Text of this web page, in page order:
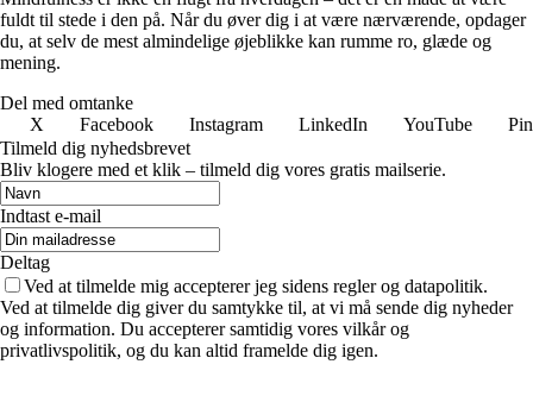
fuldt til stede i den på. Når du øver dig i at være nærværende, opdager
du, at selv de mest almindelige øjeblikke kan rumme ro, glæde og
mening.
Del med omtanke
X
Facebook Instagram LinkedIn YouTube
Tilmeld dig nyhedsbrevet
Bliv klogere med et klik – tilmeld dig vores gratis mailserie.
Indtast e-mail
Deltag
Ved at tilmelde mig accepterer jeg sidens regler og datapolitik.
Ved at tilmelde dig giver du samtykke til, at vi må sende dig nyheder
og information. Du accepterer samtidig vores vilkår og
privatlivspolitik, og du kan altid framelde dig igen.